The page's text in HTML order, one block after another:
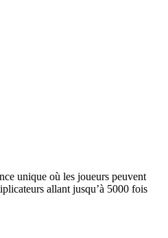
unique où les joueurs peuvent
allant jusqu’à 5000 fois